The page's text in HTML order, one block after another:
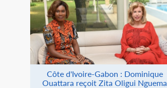
Côte d'Ivoire-Gabon : Dominique
Ouattara reçoit Zita Oligui Nguema